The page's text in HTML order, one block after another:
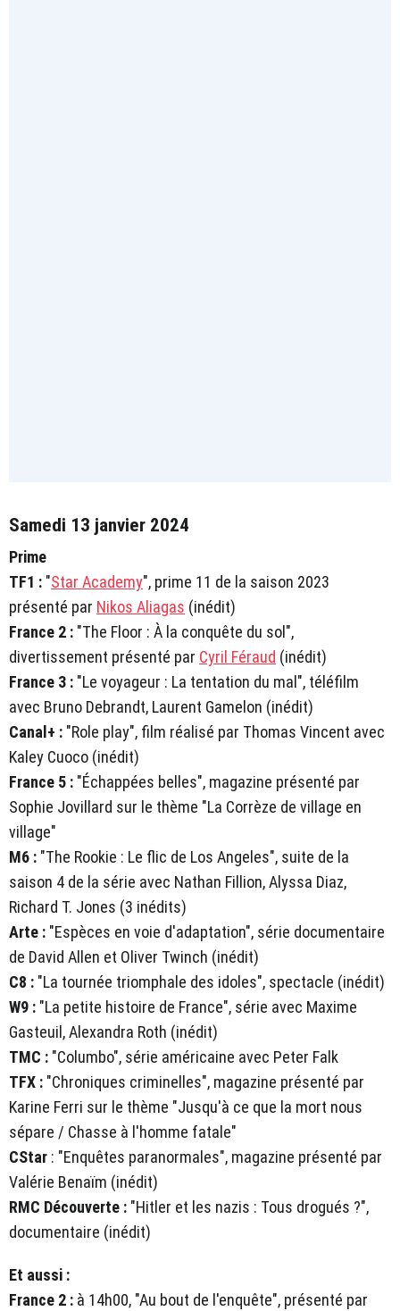
Samedi 13 janvier 2024
Prime
TF1 : "Star Academy", prime 11 de la saison 2023
présenté par Nikos Aliagas (inédit)
France 2 : "The Floor : À la conquête du sol",
divertissement présenté par Cyril Féraud (inédit)
France 3 : "Le voyageur : La tentation du mal", téléfilm
avec Bruno Debrandt, Laurent Gamelon (inédit)
Canal+ : "Role play", film réalisé par Thomas Vincent avec
Kaley Cuoco (inédit)
France 5 : "Échappées belles", magazine présenté par
Sophie Jovillard sur le thème "La Corrèze de village en
village"
M6 : "The Rookie : Le flic de Los Angeles", suite de la
saison 4 de la série avec Nathan Fillion, Alyssa Diaz,
Richard T. Jones (3 inédits)
Arte : "Espèces en voie d'adaptation", série documentaire
de David Allen et Oliver Twinch (inédit)
C8 : "La tournée triomphale des idoles", spectacle (inédit)
W9 : "La petite histoire de France", série avec Maxime
Gasteuil, Alexandra Roth (inédit)
TMC : "Columbo", série américaine avec Peter Falk
TFX : "Chroniques criminelles", magazine présenté par
Karine Ferri sur le thème "Jusqu'à ce que la mort nous
sépare / Chasse à l'homme fatale"
CStar : "Enquêtes paranormales", magazine présenté par
Valérie Benaïm (inédit)
RMC Découverte : "Hitler et les nazis : Tous drogués ?",
documentaire (inédit)
Et aussi :
France 2 : à 14h00, "Au bout de l'enquête", présenté par